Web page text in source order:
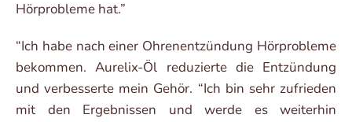
Hörprobleme hat.”
“Ich habe nach einer Ohrenentzündung Hörprobleme
bekommen. Aurelix-Öl reduzierte die Entzündung
und verbesserte mein Gehör. “Ich bin sehr zufrieden
mit den Ergebnissen und werde es weiterhin